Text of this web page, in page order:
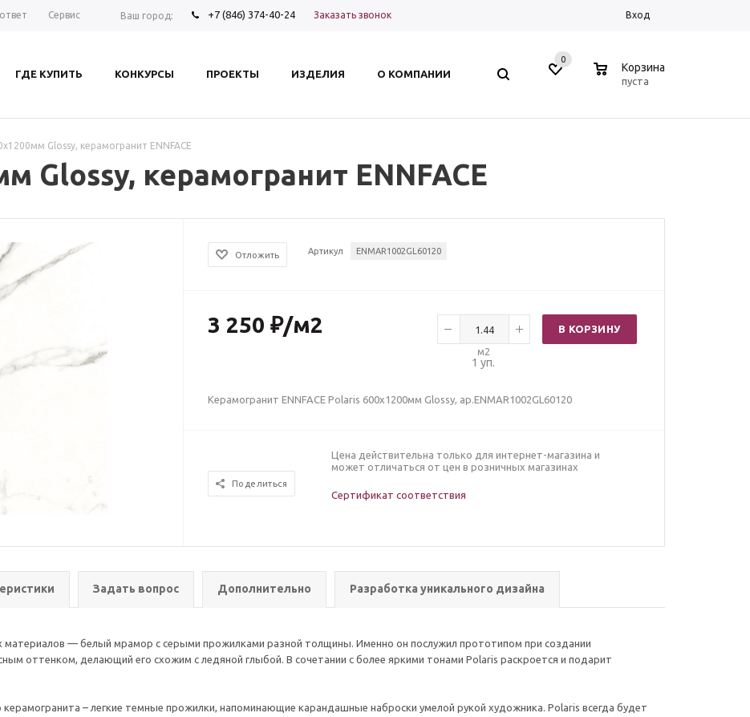
Сервис Ваш город: +7 (846) 374-40-24 Заказать звонок Вход
ГДЕ КУПИТЬ КОНКУРСЫ ПРОЕКТЫ ИЗДЕЛИЯ О КОМПАНИИ
0
Корзина
пуста
Glossy, керамогранит ENNFACE
Glossy, керамогранит ENNFACE
Отложить Артикул ENMAR1002GL60120
3 250 ₽/м2
м2
1 уп.
В КОРЗИНУ
Керамогранит ENNFACE Polaris 600х1200мм Glossy, ар.ENMAR1002GL60120
Поделиться
Цена действительна только для интернет-магазина и
может отличаться от цен в розничных магазинах
Сертификат соответствия
Задать вопрос Дополнительно Разработка уникального дизайна
материалов — белый мрамор с серыми прожилками разной толщины. Именно он послужил прототипом при создании
оттенком, делающий его схожим с ледяной глыбой. В сочетании с более яркими тонами Polaris раскроется и подарит
– легкие темные прожилки, напоминающие карандашные наброски умелой рукой художника. Polaris всегда будет